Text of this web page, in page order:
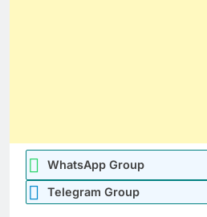
WhatsApp Group
Telegram Group